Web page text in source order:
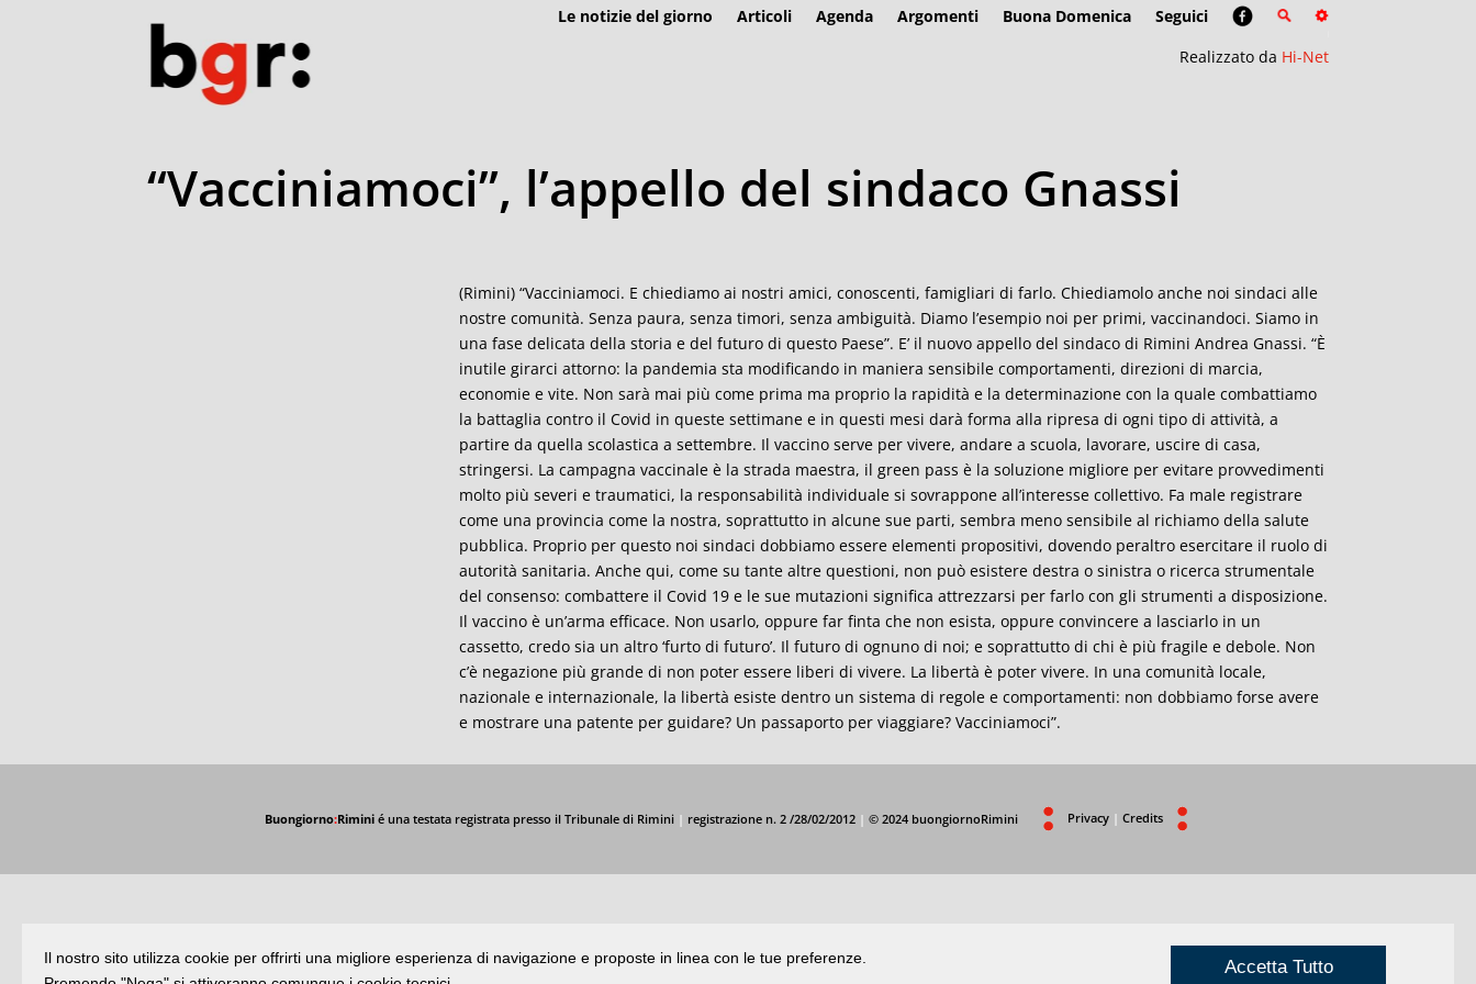
Le notizie del giorno Articoli Agenda Argomenti Buona Domenica
Seguici
Realizzato da Hi-Net
“Vacciniamoci”, l’appello del sindaco Gnassi
(Rimini) “Vacciniamoci. E chiediamo ai nostri amici, conoscenti, famigliari di farlo. Chiediamolo anche noi sindaci alle
nostre comunità. Senza paura, senza timori, senza ambiguità. Diamo l’esempio noi per primi, vaccinandoci. Siamo in
una fase delicata della storia e del futuro di questo Paese”. E’ il nuovo appello del sindaco di Rimini Andrea Gnassi. “È
inutile girarci attorno: la pandemia sta modificando in maniera sensibile comportamenti, direzioni di marcia,
economie e vite. Non sarà mai più come prima ma proprio la rapidità e la determinazione con la quale combattiamo
la battaglia contro il Covid in queste settimane e in questi mesi darà forma alla ripresa di ogni tipo di attività, a
partire da quella scolastica a settembre. Il vaccino serve per vivere, andare a scuola, lavorare, uscire di casa,
stringersi. La campagna vaccinale è la strada maestra, il green pass è la soluzione migliore per evitare provvedimenti
molto più severi e traumatici, la responsabilità individuale si sovrappone all’interesse collettivo. Fa male registrare
come una provincia come la nostra, soprattutto in alcune sue parti, sembra meno sensibile al richiamo della salute
pubblica. Proprio per questo noi sindaci dobbiamo essere elementi propositivi, dovendo peraltro esercitare il ruolo di
autorità sanitaria. Anche qui, come su tante altre questioni, non può esistere destra o sinistra o ricerca strumentale
del consenso: combattere il Covid 19 e le sue mutazioni significa attrezzarsi per farlo con gli strumenti a disposizione.
Il vaccino è un’arma efficace. Non usarlo, oppure far finta che non esista, oppure convincere a lasciarlo in un
cassetto, credo sia un altro ‘furto di futuro’. Il futuro di ognuno di noi; e soprattutto di chi è più fragile e debole. Non
c’è negazione più grande di non poter essere liberi di vivere. La libertà è poter vivere. In una comunità locale,
nazionale e internazionale, la libertà esiste dentro un sistema di regole e comportamenti: non dobbiamo forse avere
e mostrare una patente per guidare? Un passaporto per viaggiare? Vacciniamoci”.
Buongiorno:Riminié una testata registrata presso il Tribunale di Rimini | registrazione n. 2 /28/02/2012 | © 2024 buongiornoRimini Privacy | Credits
Il nostro sito utilizza cookie per offrirti una migliore esperienza di navigazione e proposte in linea con le tue preferenze.
Accetta Tutto